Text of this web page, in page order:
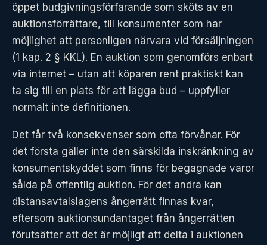
öppet budgivningsförfarande som sköts av en
auktionsförrättare, till konsumenter som har
möjlighet att personligen närvara vid försäljningen
(1 kap. 2 § KKL). En auktion som genomförs enbart
via internet – utan att köparen rent praktiskt kan
ta sig till en plats för att lägga bud – uppfyller
normalt inte definitionen.
Det får två konsekvenser som ofta förvånar. För
det första gäller inte den särskilda inskränkning av
konsumentskyddet som finns för begagnade varor
sålda på offentlig auktion. För det andra kan
distansavtalslagens ångerrätt finnas kvar,
eftersom auktionsundantaget från ångerrätten
förutsätter att det är möjligt att delta i auktionen